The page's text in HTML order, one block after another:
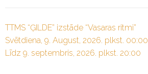
TTMS “ĢILDE” izstāde “Vasaras ritmi”
Svētdiena, 9. August, 2026. plkst. 00:00
Līdz 9. septembris, 2026. plkst. 20:00